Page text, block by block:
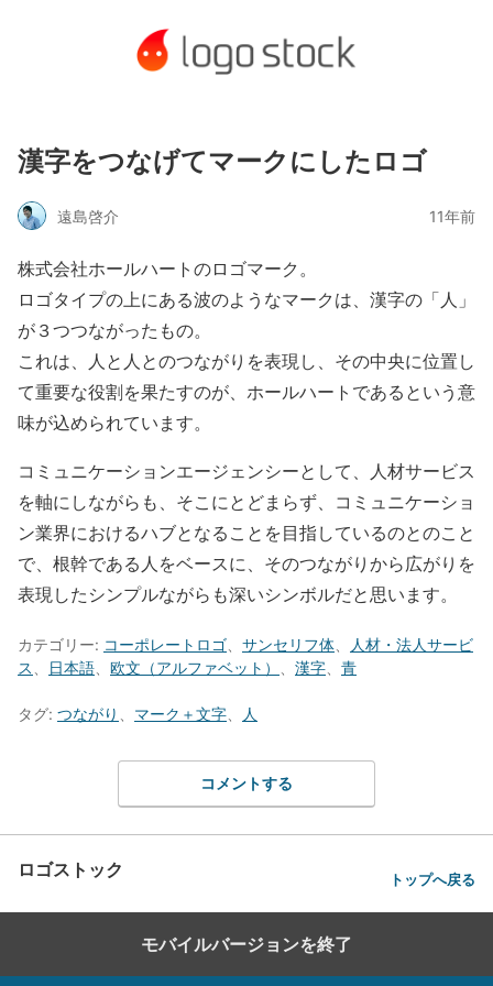
漢字をつなげてマークにしたロゴ
遠島啓介 11年前
株式会社ホールハートのロゴマーク。
ロゴタイプの上にある波のようなマークは、漢字の「人」
が３つつながったもの。
これは、人と人とのつながりを表現し、その中央に位置し
て重要な役割を果たすのが、ホールハートであるという意
味が込められています。
コミュニケーションエージェンシーとして、人材サービス
を軸にしながらも、そこにとどまらず、コミュニケーショ
ン業界におけるハブとなることを目指しているのとのこと
で、根幹である人をベースに、そのつながりから広がりを
表現したシンプルながらも深いシンボルだと思います。
カテゴリー: コーポレートロゴ サンセリフ体
人材・法人サービ
ス
日本語 欧文（アルファベット） 漢字 青
タグ: つながり マーク＋文字 人
コメントする
ロゴストック トップへ戻る
モバイルバージョンを終了